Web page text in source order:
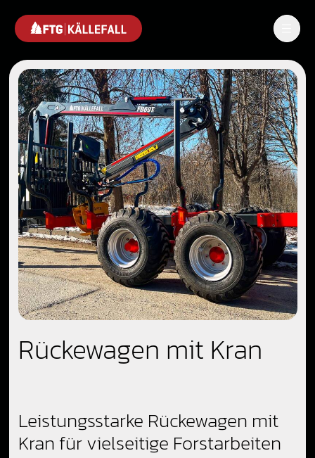
Rückewagen mit Kran
Leistungsstarke Rückewagen mit
Kran für vielseitige Forstarbeiten